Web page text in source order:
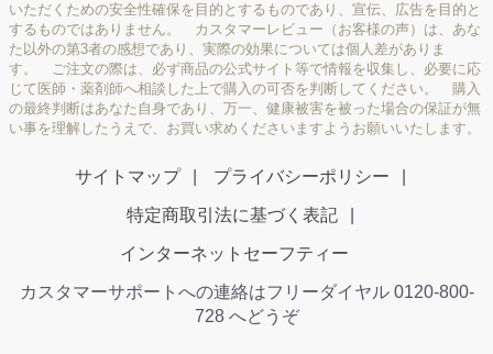
いただくための安全性確保を目的とするものであり、宣伝、広告を目的と
するものではありません。 カスタマーレビュー（お客様の声）は、あな
た以外の第3者の感想であり、実際の効果については個人差がありま
す。 ご注文の際は、必ず商品の公式サイト等で情報を収集し、必要に応
じて医師・薬剤師へ相談した上で購入の可否を判断してください。 購入
の最終判断はあなた自身であり、万一、健康被害を被った場合の保証が無
い事を理解したうえで、お買い求めくださいますようお願いいたします。
サイトマップ プライバシーポリシー
特定商取引法に基づく表記
インターネットセーフティー
カスタマーサポートへの連絡はフリーダイヤル 0120-800-
728 へどうぞ